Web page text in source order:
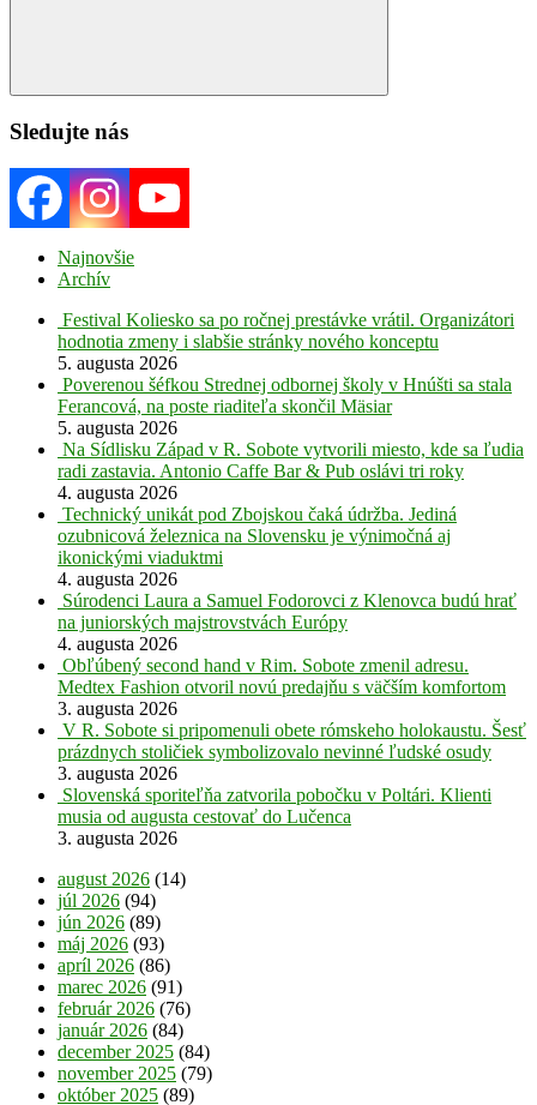
Search
Sledujte nás
Najnovšie
Archív
Festival Koliesko sa po ročnej prestávke vrátil. Organizátori
hodnotia zmeny i slabšie stránky nového konceptu
5. augusta 2026
Poverenou šéfkou Strednej odbornej školy v Hnúšti sa stala
Ferancová, na poste riaditeľa skončil Mäsiar
5. augusta 2026
Na Sídlisku Západ v R. Sobote vytvorili miesto, kde sa ľudia
radi zastavia. Antonio Caffe Bar & Pub oslávi tri roky
4. augusta 2026
Technický unikát pod Zbojskou čaká údržba. Jediná
ozubnicová železnica na Slovensku je výnimočná aj
ikonickými viaduktmi
4. augusta 2026
Súrodenci Laura a Samuel Fodorovci z Klenovca budú hrať
na juniorských majstrovstvách Európy
4. augusta 2026
Obľúbený second hand v Rim. Sobote zmenil adresu.
Medtex Fashion otvoril novú predajňu s väčším komfortom
3. augusta 2026
V R. Sobote si pripomenuli obete rómskeho holokaustu. Šesť
prázdnych stoličiek symbolizovalo nevinné ľudské osudy
3. augusta 2026
Slovenská sporiteľňa zatvorila pobočku v Poltári. Klienti
musia od augusta cestovať do Lučenca
3. augusta 2026
august 2026 (14)
júl 2026 (94)
jún 2026 (89)
máj 2026 (93)
apríl 2026 (86)
marec 2026 (91)
február 2026 (76)
január 2026 (84)
december 2025 (84)
november 2025 (79)
október 2025 (89)